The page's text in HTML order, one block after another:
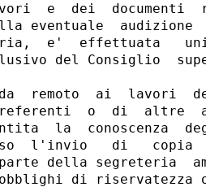
e  dei  documenti
eventuale
e'  effettuata
del Consiglio
remoto  ai  lavori
referenti  o  di  altre
la  conoscenza
l'invio   di   copia
della segreteria
di riservatezza